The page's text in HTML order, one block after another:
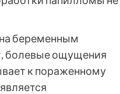
беременным
болевые ощущения
к пораженному